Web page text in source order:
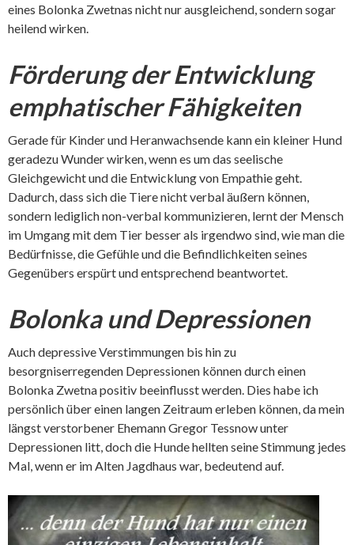
eines Bolonka Zwetnas nicht nur ausgleichend, sondern sogar
heilend wirken.
Förderung der Entwicklung
emphatischer Fähigkeiten
Gerade für Kinder und Heranwachsende kann ein kleiner Hund
geradezu Wunder wirken, wenn es um das seelische
Gleichgewicht und die Entwicklung von Empathie geht.
Dadurch, dass sich die Tiere nicht verbal äußern können,
sondern lediglich non-verbal kommunizieren, lernt der Mensch
im Umgang mit dem Tier besser als irgendwo sind, wie man die
Bedürfnisse, die Gefühle und die Befindlichkeiten seines
Gegenübers erspürt und entsprechend beantwortet.
Bolonka und Depressionen
Auch depressive Verstimmungen bis hin zu
besorgniserregenden Depressionen können durch einen
Bolonka Zwetna positiv beeinflusst werden. Dies habe ich
persönlich über einen langen Zeitraum erleben können, da mein
längst verstorbener Ehemann Gregor Tessnow unter
Depressionen litt, doch die Hunde hellten seine Stimmung jedes
Mal, wenn er im Alten Jagdhaus war, bedeutend auf.